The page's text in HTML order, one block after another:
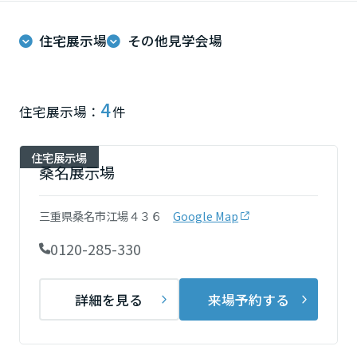
インテリア
住まいづくりガイド
分譲住宅（建売・土地）検索
中古住宅検索
賃貸住宅
店舗・各種施設
土地活用モデルルーム見学
社宅建築
戸建て・マンション
リフォームメニュー
事業用
事業用リノベーション
ホテル・旅館リフォーム
まちづくり
複合開発事業（ASMACI-アスマチ-）
再開発・官民連携事業
分譲マンション開発事業
収益不動産・投資開発事業
建築再生事業
事業用売買
オーナーサポート
サポートメニュー
保証制度
アフターメンテナンス
ミサワリフォーム
企業・IR情報
ニュース
MISAWAについて
展示場・イベント情報
カタログ請求
住まいのご相談
住宅展示場 その他見学会場
住宅展示場： 4件
住宅展示場
桑名展示場
三重県桑名市江場４３６ Google Map
0120-285-330
詳細を見る 来場予約する
青森県
岩手県
宮城県
秋田県
山形県